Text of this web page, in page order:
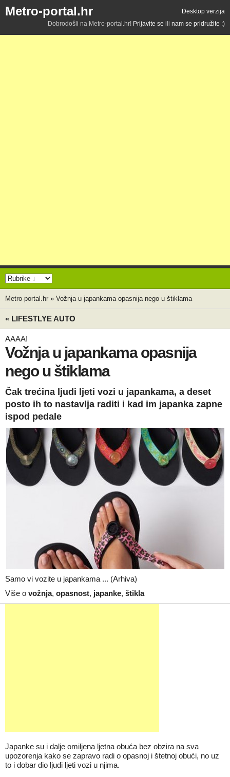
Metro-portal.hr
Desktop verzija
Dobrodošli na Metro-portal.hr! Prijavite se ili nam se pridružite :)
Metro-portal.hr » Vožnja u japankama opasnija nego u štiklama
« LIFESTLYE AUTO
AAAA!
Vožnja u japankama opasnija
nego u štiklama
Čak trećina ljudi ljeti vozi u japankama, a deset
posto ih to nastavlja raditi i kad im japanka zapne
ispod pedale
Samo vi vozite u japankama ... (Arhiva)
Više o vožnja, opasnost, japanke, štikla
Japanke su i dalje omiljena ljetna obuća bez obzira na sva
upozorenja kako se zapravo radi o opasnoj i štetnoj obući, no uz
to i dobar dio ljudi ljeti vozi u njima.